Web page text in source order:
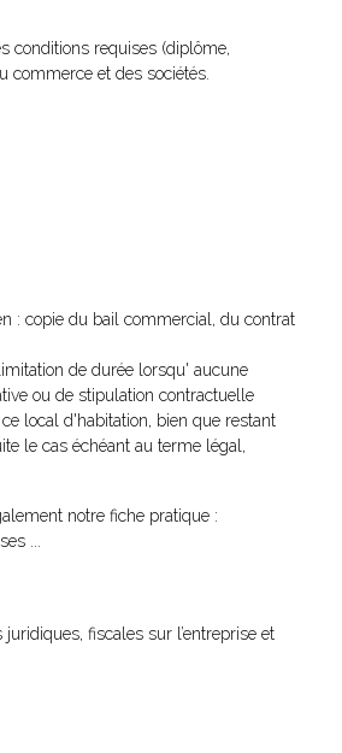
conditions requises (diplôme,
commerce et des sociétés.
: copie du bail commercial, du contrat
de durée lorsqu' aucune
ou de stipulation contractuelle
local d'habitation, bien que restant
le cas échéant au terme légal,
notre fiche pratique :
...
fiscales sur l’entreprise et